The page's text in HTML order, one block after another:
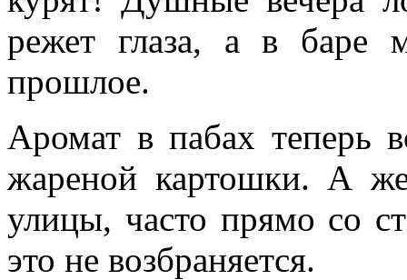
режет глаза, а в баре
прошлое.
Аромат в пабах теперь
жареной картошки. А
улицы, часто прямо со
это не возбраняется.